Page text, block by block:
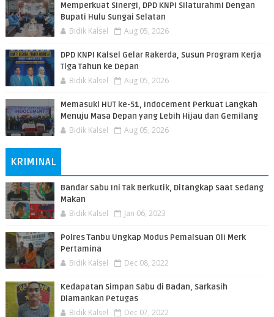
Memperkuat Sinergi, DPD KNPI Silaturahmi Dengan
Bupati Hulu Sungai Selatan
Bidik Kalsel Aug 05, 2026
DPD KNPI Kalsel Gelar Rakerda, Susun Program Kerja
Tiga Tahun ke Depan
Bidik Kalsel Aug 05, 2026
Memasuki HUT ke-51, Indocement Perkuat Langkah
Menuju Masa Depan yang Lebih Hijau dan Gemilang
Bidik Kalsel Aug 05, 2026
KRIMINAL
Bandar Sabu Ini Tak Berkutik, Ditangkap Saat Sedang
Makan
Bidik Kalsel Jan 06, 2023
Polres Tanbu Ungkap Modus Pemalsuan Oli Merk
Pertamina
Bidik Kalsel Dec 08, 2022
Kedapatan Simpan Sabu di Badan, Sarkasih
Diamankan Petugas
Bidik Kalsel Dec 07, 2022